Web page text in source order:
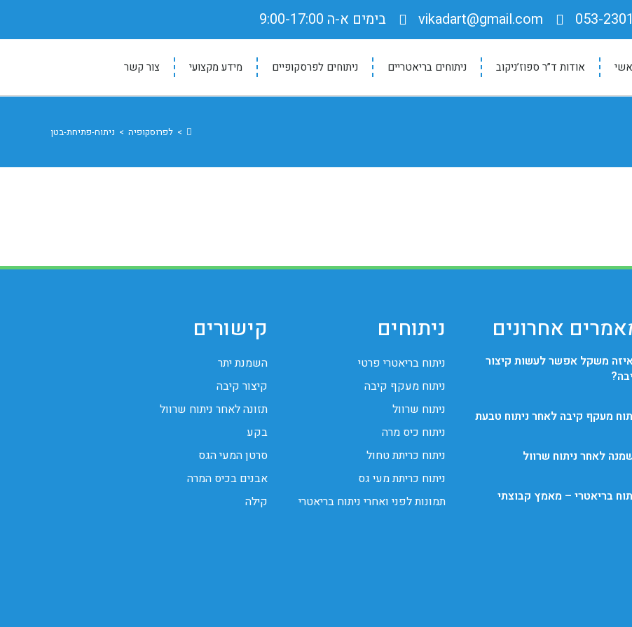
053-
vikadart@gmail.com בימים א-ה 9:00-17:00
אודות ד”ר ספוז’ניקוב ניתוחים בריאטריים ניתוחים לפרסקופיים מידע מקצועי צור קשר
> לפרוסקופיה > ניתוח-פתיחת-בטן
אחרונים
משקל אפשר לעשות קיצור
מעקף קיבה לאחר ניתוח טבעת
לאחר ניתוח שרוול
בריאטרי – מאמץ קבוצתי
ניתוחים
ניתוח בריאטרי פרטי
ניתוח מעקף קיבה
ניתוח שרוול
ניתוח כיס מרה
ניתוח כריתת טחול
ניתוח כריתת מעי גס
תמונות לפני ואחרי ניתוח בריאטרי
קישורים
השמנת יתר
קיצור קיבה
תזונה לאחר ניתוח שרוול
בקע
סרטן המעי הגס
אבנים בכיס המרה
קילה